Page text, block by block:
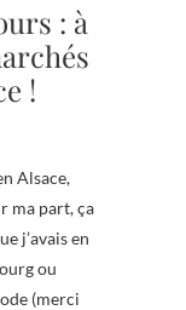
: à
!
ma part, ça
j’avais en
ou
(merci